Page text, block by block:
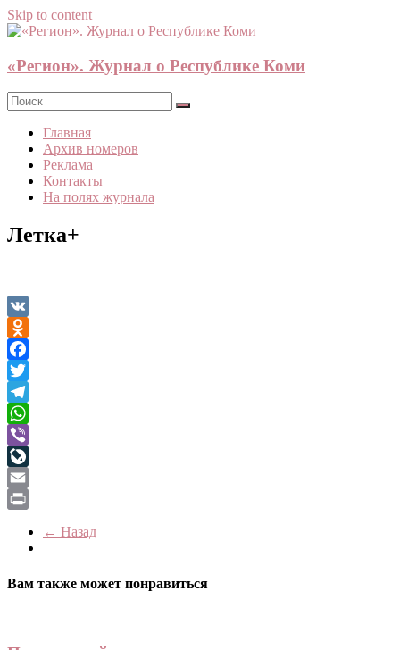
Skip to content
«Регион». Журнал о Республике Коми
Главная
Архив номеров
Реклама
Контакты
На полях журнала
Летка+
VK
Odnoklassniki
Facebook
Twitter
Telegram
WhatsApp
Viber
LiveJournal
Email
← Назад
Вам также может понравиться